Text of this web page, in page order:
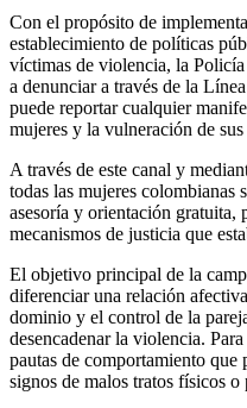
Con el propósito de
establecimiento de políticas
víctimas de violencia, la
a denunciar a través de la
puede reportar cualquier
mujeres y la vulneración de sus
A través de este canal y
todas las mujeres
asesoría y orientación gratuita,
mecanismos de justicia que
El objetivo principal de la
diferenciar una relación
dominio y el control de la
desencadenar la violencia.
pautas de comportamiento
signos de malos tratos físicos o